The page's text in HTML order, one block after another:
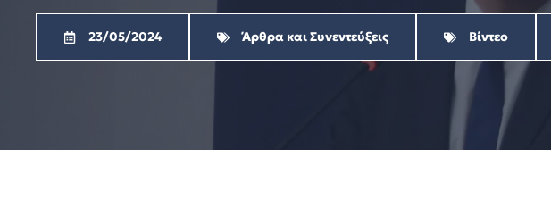
23/05/2024 Άρθρα και Συνεντεύξεις Βίντεο